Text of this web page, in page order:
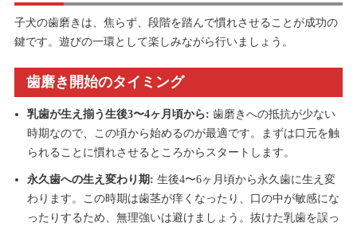
子犬の歯磨きは、焦らず、段階を踏んで慣れさせることが成功の
鍵です。遊びの一環として楽しみながら行いましょう。
歯磨き開始のタイミング
乳歯が生え揃う生後3〜4ヶ月頃から: 歯磨きへの抵抗が少ない
時期なので、この頃から始めるのが最適です。まずは口元を触
られることに慣れさせるところからスタートします。
永久歯への生え変わり期: 生後4〜6ヶ月頃から永久歯に生え変
わります。この時期は歯茎が痒くなったり、口の中が敏感にな
ったりするため、無理強いは避けましょう。抜けた乳歯を誤っ